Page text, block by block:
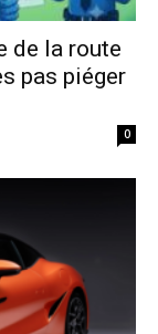
de la route
pas piéger
0